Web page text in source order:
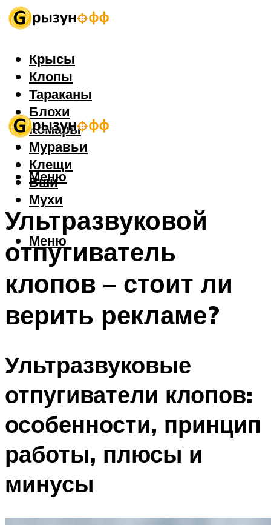
Крысы
Клопы
Тараканы
Блохи
Комары
Муравьи
Клещи
Вши
Мухи
Меню
Меню
Ультразвуковой
отпугиватель
клопов – стоит ли
верить рекламе?
Ультразвуковые
отпугиватели клопов:
особенности, принцип
работы, плюсы и
минусы